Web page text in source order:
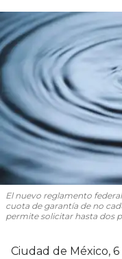
El nuevo reglamento
cuota de garantía de no
permite solicitar hasta dos
Ciudad de México,